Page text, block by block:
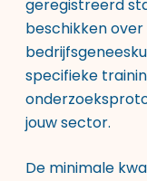
geregistreerd
beschikken
specifieke
jouw sector.
De minimale